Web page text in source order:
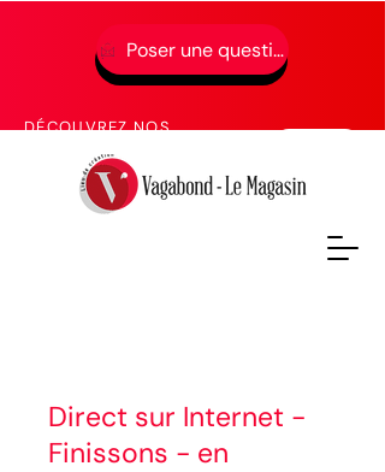
01 49 65 49 52
DÉCOUVREZ NOS
Poser une question
Direct sur Internet -
Finissons - en